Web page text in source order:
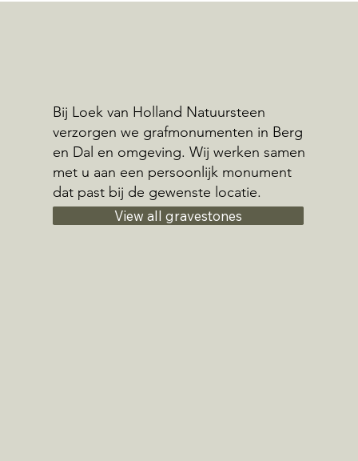
Bij Loek van Holland Natuursteen
verzorgen we grafmonumenten in Berg
en Dal en omgeving. Wij werken samen
met u aan een persoonlijk monument
dat past bij de gewenste locatie.
View all gravestones